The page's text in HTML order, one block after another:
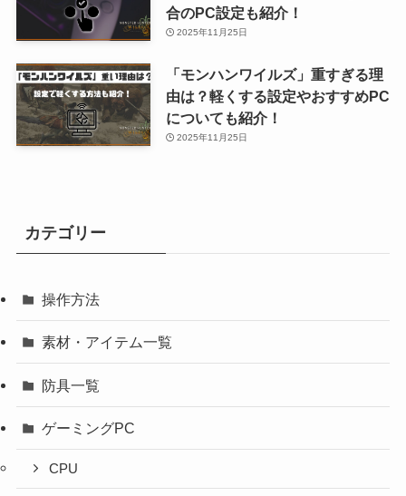
合のPC設定も紹介！
2025年11月25日
「モンハンワイルズ」重すぎる理
由は？軽くする設定やおすすめPC
についても紹介！
2025年11月25日
カテゴリー
操作方法
素材・アイテム一覧
防具一覧
ゲーミングPC
CPU